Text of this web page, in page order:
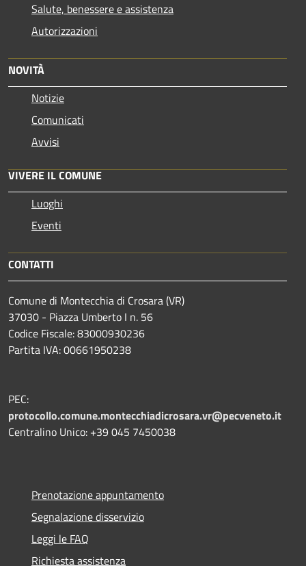
Salute, benessere e assistenza
Autorizzazioni
NOVITÀ
Notizie
Comunicati
Avvisi
VIVERE IL COMUNE
Luoghi
Eventi
CONTATTI
Comune di Montecchia di Crosara (VR)
37030 - Piazza Umberto I n. 56
Codice Fiscale: 83000930236
Partita IVA: 00661950238
PEC:
protocollo.comune.montecchiadicrosara.vr@pecveneto.it
Centralino Unico: +39 045 7450038
Prenotazione appuntamento
Segnalazione disservizio
Leggi le FAQ
Richiesta assistenza